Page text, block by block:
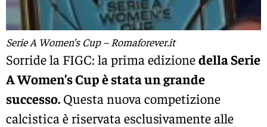
Serie A Women’s Cup – Romaforever.it
Sorride la FIGC: la prima edizionedella Serie
A Women’s Cup è stata un grande
successo. Questa nuova competizione
calcistica è riservata esclusivamente alle